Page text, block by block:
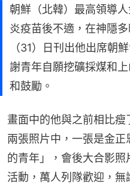
朝鮮（北韓）最高領導
炎疫苗後不適，在神隱
（31）日刊出他出席朝
謝青年自願挖礦採煤和
和鼓勵。
畫面中的他與之前相比
兩張照片中，一張是金
的青年」，會後大合影
活動，萬人列隊歡迎，